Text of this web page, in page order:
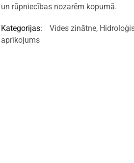
un rūpniecības nozarēm kopumā.
Kategorijas: Vides zinātne,
aprīkojums